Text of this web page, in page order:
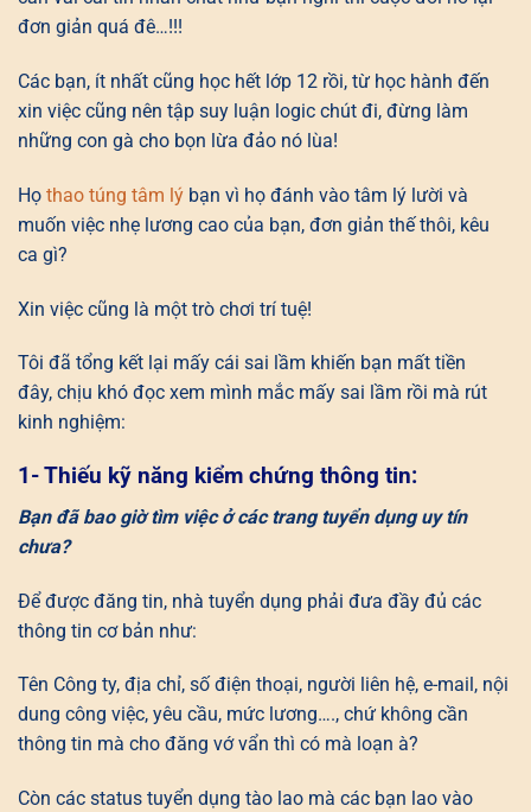
đơn giản quá đê…!!!
Các bạn, ít nhất cũng học hết lớp 12 rồi, từ học hành đến
xin việc cũng nên tập suy luận logic chút đi, đừng làm
những con gà cho bọn lừa đảo nó lùa!
Họ thao túng tâm lý bạn vì họ đánh vào tâm lý lười và
muốn việc nhẹ lương cao của bạn, đơn giản thế thôi, kêu
ca gì?
Xin việc cũng là một trò chơi trí tuệ!
Tôi đã tổng kết lại mấy cái sai lầm khiến bạn mất tiền
đây, chịu khó đọc xem mình mắc mấy sai lầm rồi mà rút
kinh nghiệm:
1- Thiếu kỹ năng kiểm chứng thông tin:
Bạn đã bao giờ tìm việc ở các trang tuyển dụng uy tín
chưa?
Để được đăng tin, nhà tuyển dụng phải đưa đầy đủ các
thông tin cơ bản như:
Tên Công ty, địa chỉ, số điện thoại, người liên hệ, e-mail, nội
dung công việc, yêu cầu, mức lương…., chứ không cần
thông tin mà cho đăng vớ vẩn thì có mà loạn à?
Còn các status tuyển dụng tào lao mà các bạn lao vào